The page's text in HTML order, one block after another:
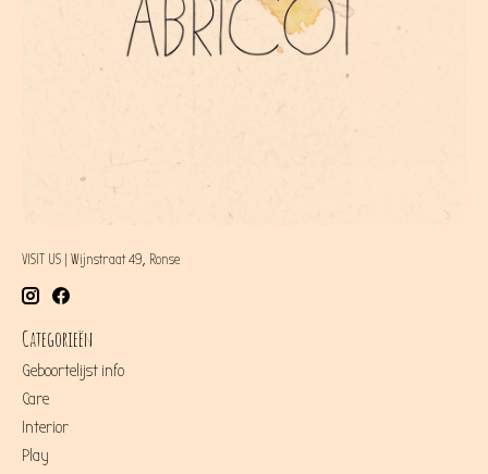
VISIT US | Wijnstraat 49, Ronse
Categorieën
Geboortelijst info
Care
Interior
Play